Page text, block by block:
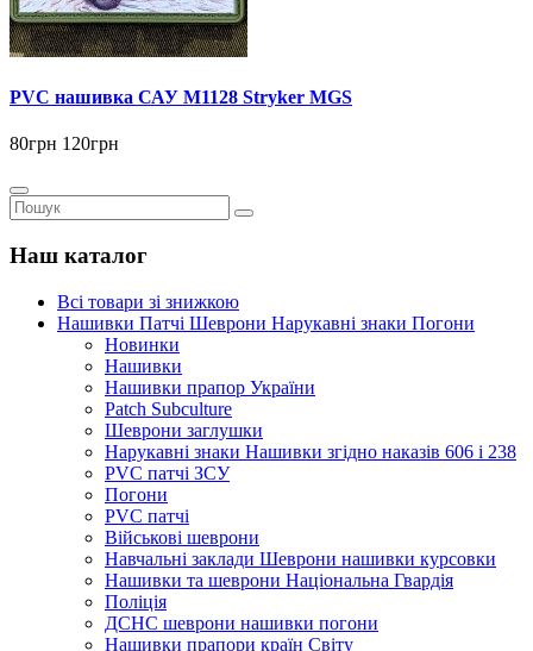
PVC нашивка САУ M1128 Stryker MGS
80грн 120грн
Наш каталог
Всі товари зі знижкою
Нашивки Патчі Шеврони Нарукавні знаки Погони
Новинки
Нашивки
Нашивки прапор України
Рatch Subculture
Шеврони заглушки
Нарукавні знаки Нашивки згідно наказів 606 і 238
PVC патчі ЗСУ
Погони
PVC патчі
Військові шеврони
Навчальні заклади Шеврони нашивки курсовки
Нашивки та шеврони Національна Гвардія
Поліція
ДСНС шеврони нашивки погони
Нашивки прапори країн Світу